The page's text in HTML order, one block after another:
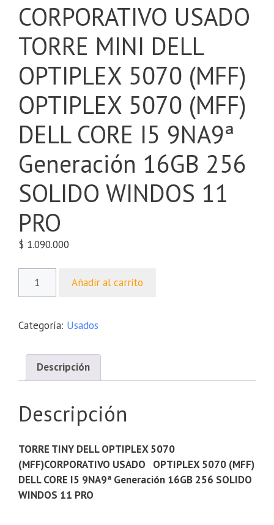
CORPORATIVO USADO
TORRE MINI DELL
OPTIPLEX 5070 (MFF)
OPTIPLEX 5070 (MFF)
DELL CORE I5 9NA9ª
Generación 16GB 256
SOLIDO WINDOS 11
PRO
$ 1.090.000
Añadir al carrito
Categoría: Usados
Descripción
Descripción
TORRE TINY DELL OPTIPLEX 5070
(MFF)CORPORATIVO USADO OPTIPLEX 5070 (MFF)
DELL CORE I5 9NA9ª Generación 16GB 256 SOLIDO
WINDOS 11 PRO